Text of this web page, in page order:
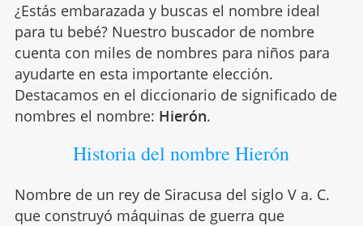
¿Estás embarazada y buscas el nombre ideal
para tu bebé? Nuestro buscador de nombre
cuenta con miles de nombres para niños para
ayudarte en esta importante elección.
Destacamos en el diccionario de significado de
nombres el nombre: Hierón.
Historia del nombre Hierón
Nombre de un rey de Siracusa del siglo V a. C.
que construyó máquinas de guerra que